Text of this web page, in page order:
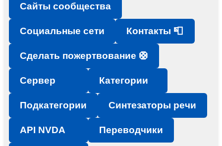
Сайты сообщества
Социальные сети Контакты 📮
Сделать пожертвование 🛟
Сервер Категории
Подкатегории Синтезаторы речи
API NVDA Переводчики